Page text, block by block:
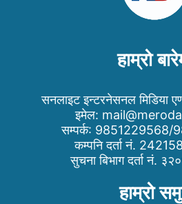
हाम्रो
सनलाइट इन्टरनेसनल मिडिया
इमेल:
सम्पर्क: 9851229568/
कम्पनि दर्ता नं.
सुचना बिभाग दर्ता नं.
हाम्रो